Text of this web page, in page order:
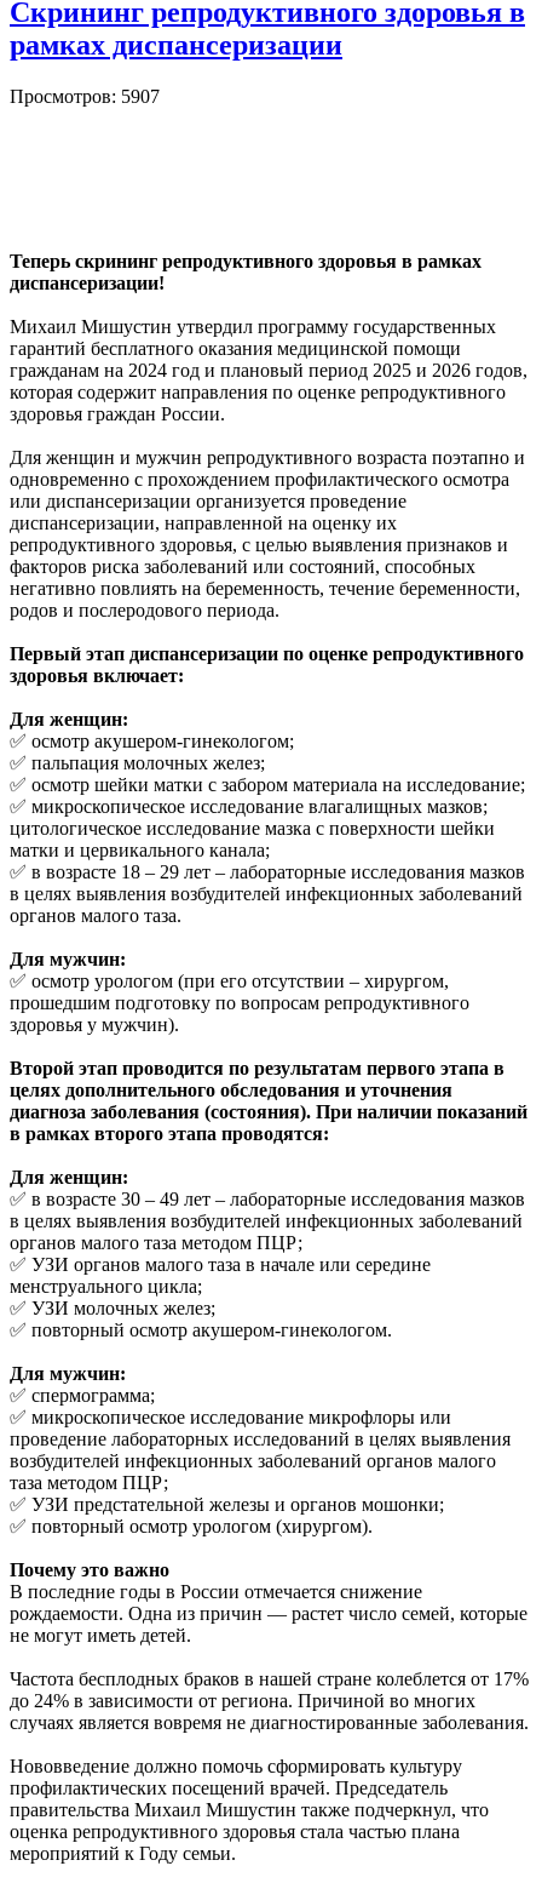
Скрининг репродуктивного здоровья в
рамках диспансеризации
Просмотров: 5907
Теперь скрининг репродуктивного здоровья в рамках
диспансеризации!
Михаил Мишустин утвердил программу государственных
гарантий бесплатного оказания медицинской помощи
гражданам на 2024 год и плановый период 2025 и 2026 годов,
которая содержит направления по оценке репродуктивного
здоровья граждан России.
Для женщин и мужчин репродуктивного возраста поэтапно и
одновременно с прохождением профилактического осмотра
или диспансеризации организуется проведение
диспансеризации, направленной на оценку их
репродуктивного здоровья, с целью выявления признаков и
факторов риска заболеваний или состояний, способных
негативно повлиять на беременность, течение беременности,
родов и послеродового периода.
Первый этап диспансеризации по оценке репродуктивного
здоровья включает:
Для женщин:
✅ осмотр акушером-гинекологом;
✅ пальпация молочных желез;
✅ осмотр шейки матки с забором материала на исследование;
✅ микроскопическое исследование влагалищных мазков;
цитологическое исследование мазка с поверхности шейки
матки и цервикального канала;
✅ в возрасте 18 – 29 лет – лабораторные исследования мазков
в целях выявления возбудителей инфекционных заболеваний
органов малого таза.
Для мужчин:
✅ осмотр урологом (при его отсутствии – хирургом,
прошедшим подготовку по вопросам репродуктивного
здоровья у мужчин).
Второй этап проводится по результатам первого этапа в
целях дополнительного обследования и уточнения
диагноза заболевания (состояния). При наличии показаний
в рамках второго этапа проводятся:
Для женщин:
✅ в возрасте 30 – 49 лет – лабораторные исследования мазков
в целях выявления возбудителей инфекционных заболеваний
органов малого таза методом ПЦР;
✅ УЗИ органов малого таза в начале или середине
менструального цикла;
✅ УЗИ молочных желез;
✅ повторный осмотр акушером-гинекологом.
Для мужчин:
✅ спермограмма;
✅ микроскопическое исследование микрофлоры или
проведение лабораторных исследований в целях выявления
возбудителей инфекционных заболеваний органов малого
таза методом ПЦР;
✅ УЗИ предстательной железы и органов мошонки;
✅ повторный осмотр урологом (хирургом).
Почему это важно
В последние годы в России отмечается снижение
рождаемости. Одна из причин — растет число семей, которые
не могут иметь детей.
Частота бесплодных браков в нашей стране колеблется от 17%
до 24% в зависимости от региона. Причиной во многих
случаях является вовремя не диагностированные заболевания.
Нововведение должно помочь сформировать культуру
профилактических посещений врачей. Председатель
правительства Михаил Мишустин также подчеркнул, что
оценка репродуктивного здоровья стала частью плана
мероприятий к Году семьи.